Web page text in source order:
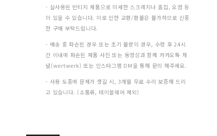
- 실사용된 빈티지 제품으로 미세한 스크레치나 흠집, 오염 등
이 있을 수 있습니다. 이로 인한 교환/환불은 불가하므로 신중
한 구매 부탁드립니다.
- 배송 중 파손된 경우 또는 초기 불량의 경우, 수령 후 24시
간 이내에 파손된 제품 사진 또는 동영상과 함께 카카오톡 채
널(wertwerk) 또는 인스타그램 DM을 통해 문의 해주세요.
- 사용 도중에 문제가 생길 시, 3개월 무료 수리 보증해 드리
고 있습니다. (소품류, 테이블웨어 제외)